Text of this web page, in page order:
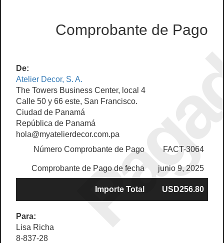
Comprobante de Pago
De:
Atelier Decor, S. A.
The Towers Business Center, local 4
Calle 50 y 66 este, San Francisco.
Ciudad de Panamá
República de Panamá
hola@myatelierdecor.com.pa
Número Comprobante de Pago
FACT-3064
Comprobante de Pago de fecha junio 9, 2025
Importe Total USD256.80
Para:
Lisa Richa
8-837-28